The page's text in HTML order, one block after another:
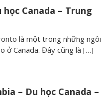
Canada – Trung
là một trong những ngôi
ở Canada. Đây cũng là […]
– Du học Canada –